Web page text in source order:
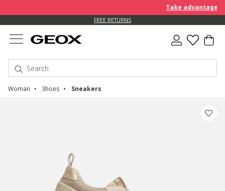
Take advantage of
FREE RETURNS
Woman Shoes Sneakers